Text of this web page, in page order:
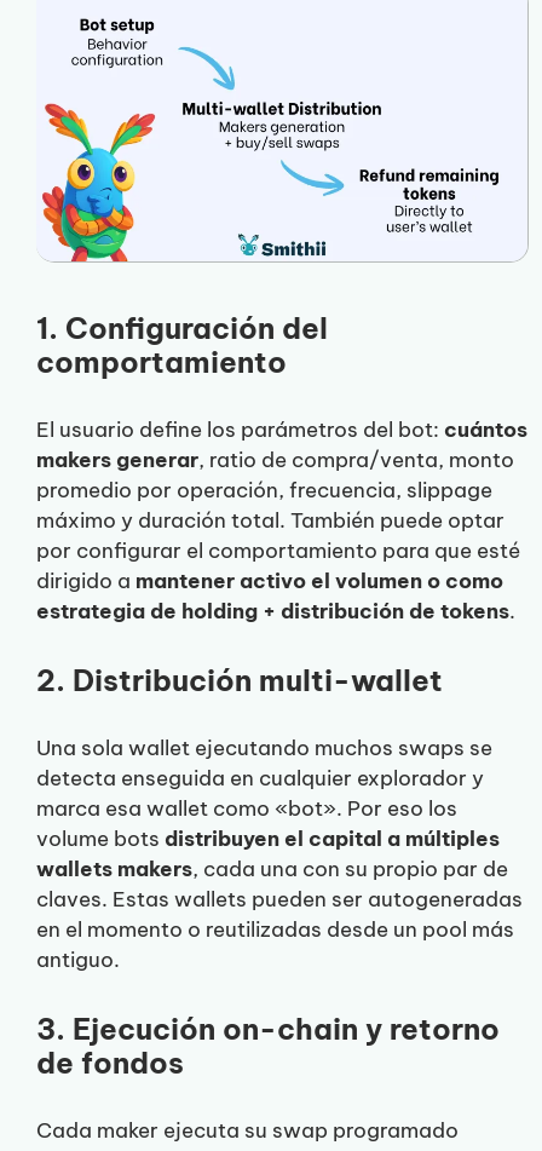
1. Configuración del
comportamiento
El usuario define los parámetros del bot: cuántos
makers generar, ratio de compra/venta, monto
promedio por operación, frecuencia, slippage
máximo y duración total. También puede optar
por configurar el comportamiento para que esté
dirigido a mantener activo el volumen o como
estrategia de holding + distribución de tokens.
2. Distribución multi-wallet
Una sola wallet ejecutando muchos swaps se
detecta enseguida en cualquier explorador y
marca esa wallet como «bot». Por eso los
volume bots distribuyen el capital a múltiples
wallets makers, cada una con su propio par de
claves. Estas wallets pueden ser autogeneradas
en el momento o reutilizadas desde un pool más
antiguo.
3. Ejecución on-chain y retorno
de fondos
Cada maker ejecuta su swap programado